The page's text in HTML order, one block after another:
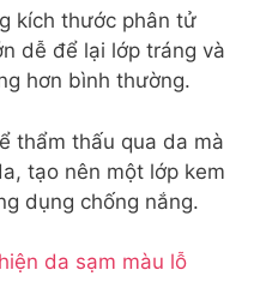
kích thước phân tử
dễ để lại lớp tráng và
hơn bình thường.
thẩm thấu qua da mà
tạo nên một lớp kem
dụng chống nắng.
da sạm màu lỗ